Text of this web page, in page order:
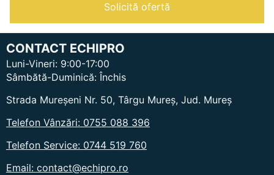
TANK
|
Solicită ofertă
CONTACT ECHIPRO
Luni-Vineri: 9:00-17:00
Sâmbătă-Duminică: Închis
Strada Mureșeni Nr. 50, Târgu Mureș, Jud. Mureș
Telefon Vânzări: 0755 088 396
Telefon Service: 0744 519 760
Email: contact@echipro.ro